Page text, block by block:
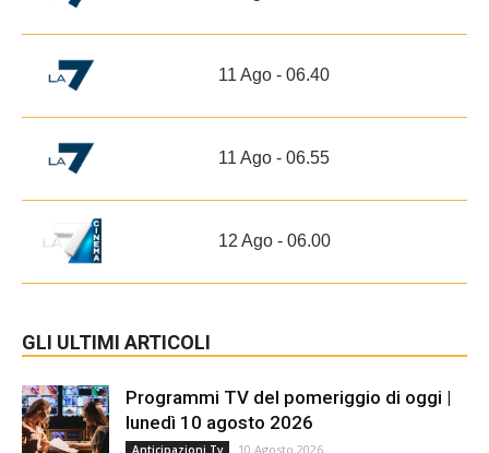
11 Ago - 06.40
11 Ago - 06.55
12 Ago - 06.00
GLI ULTIMI ARTICOLI
Programmi TV del pomeriggio di oggi |
lunedì 10 agosto 2026
Anticipazioni Tv 10 Agosto 2026